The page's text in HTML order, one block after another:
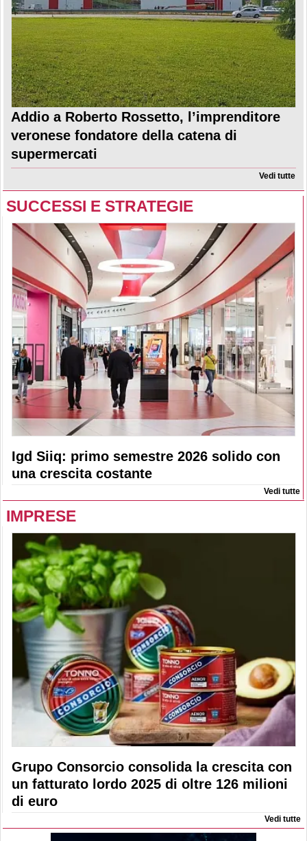
Addio a Roberto Rossetto, l’imprenditore
veronese fondatore della catena di
supermercati
Vedi tutte
SUCCESSI E STRATEGIE
Igd Siiq: primo semestre 2026 solido con
una crescita costante
Vedi tutte
IMPRESE
Grupo Consorcio consolida la crescita con
un fatturato lordo 2025 di oltre 126 milioni
di euro
Vedi tutte